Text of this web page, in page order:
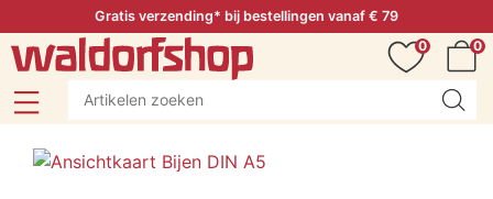
Gratis verzending* bij bestellingen vanaf € 79
0
0